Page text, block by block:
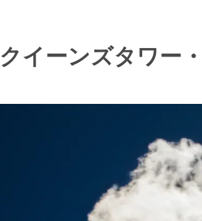
クイーンズタワー